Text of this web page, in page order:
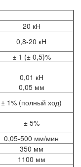
20 кН
0,8-20 кН
± 1 (± 0,5)%
0,01 кН
0,05 мм
± 1% (полный ход)
± 5%
0,05-500 мм/мин
350 мм
1100 мм